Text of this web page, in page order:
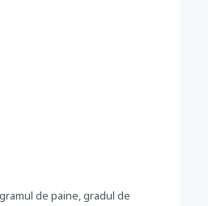
de paine, gradul de